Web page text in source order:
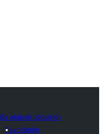
Bir eklenti gönderin
Favorilerim